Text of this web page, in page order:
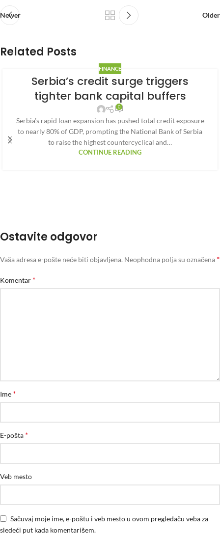
Newer Older
Related Posts
FINANCE
Serbia’s credit surge triggers
tighter bank capital buffers
0
Serbia’s rapid loan expansion has pushed total credit exposure
to nearly 80% of GDP, prompting the National Bank of Serbia
to raise the highest countercyclical and…
CONTINUE READING
Ostavite odgovor
Vaša adresa e-pošte neće biti objavljena. Neophodna polja su označena *
Komentar *
Ime *
E-pošta *
Veb mesto
Sačuvaj moje ime, e-poštu i veb mesto u ovom pregledaču veba za
sledeći put kada komentarišem.